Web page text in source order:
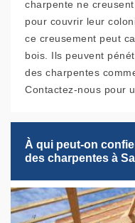
charpente ne
pour couvrir leur
ce creusement peut
bois. Ils peuvent
des charpentes
Contactez-nous pour
À qui peut-on
des charpentes à